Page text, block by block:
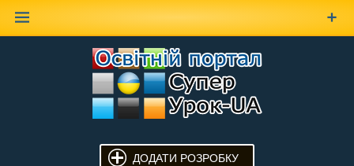
ДОДАТИ РОЗРОБКУ